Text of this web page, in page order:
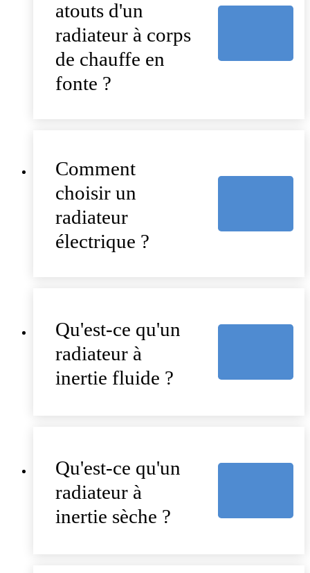
atouts d'un
radiateur à corps
de chauffe en
fonte ?
Comment
choisir un
radiateur
électrique ?
Qu'est-ce qu'un
radiateur à
inertie fluide ?
Qu'est-ce qu'un
radiateur à
inertie sèche ?